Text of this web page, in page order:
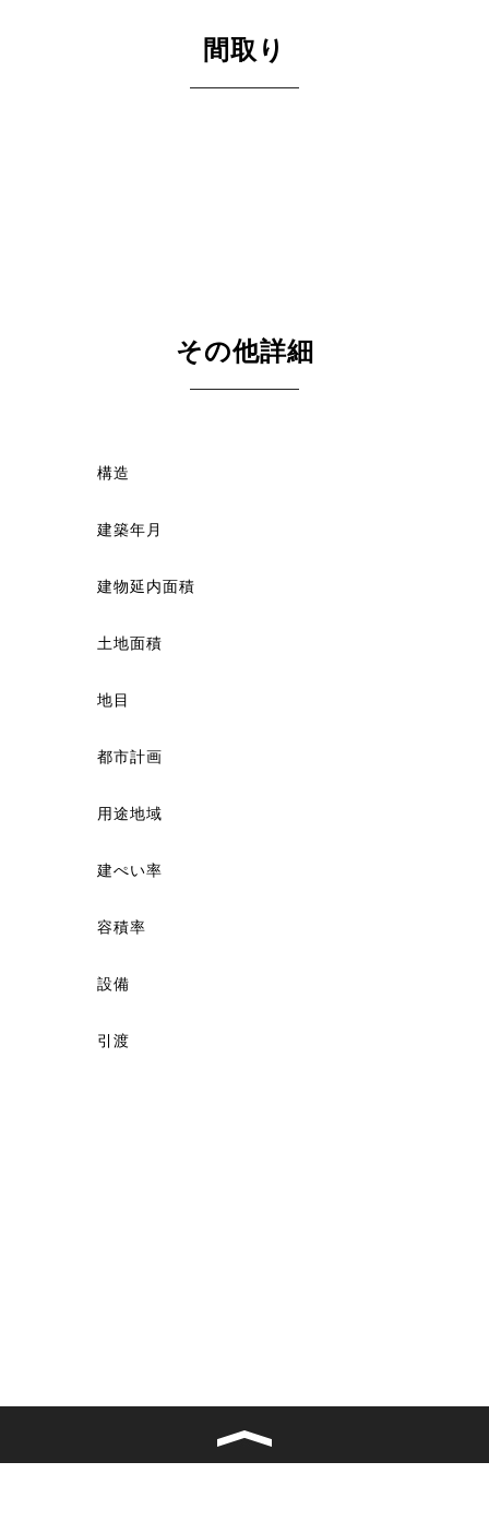
間取り
その他詳細
構造
建築年月
建物延内面積
土地面積
地目
都市計画
用途地域
建ぺい率
容積率
設備
引渡